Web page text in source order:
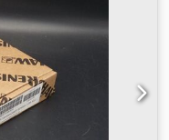
bei weiteren
Chjdpfx